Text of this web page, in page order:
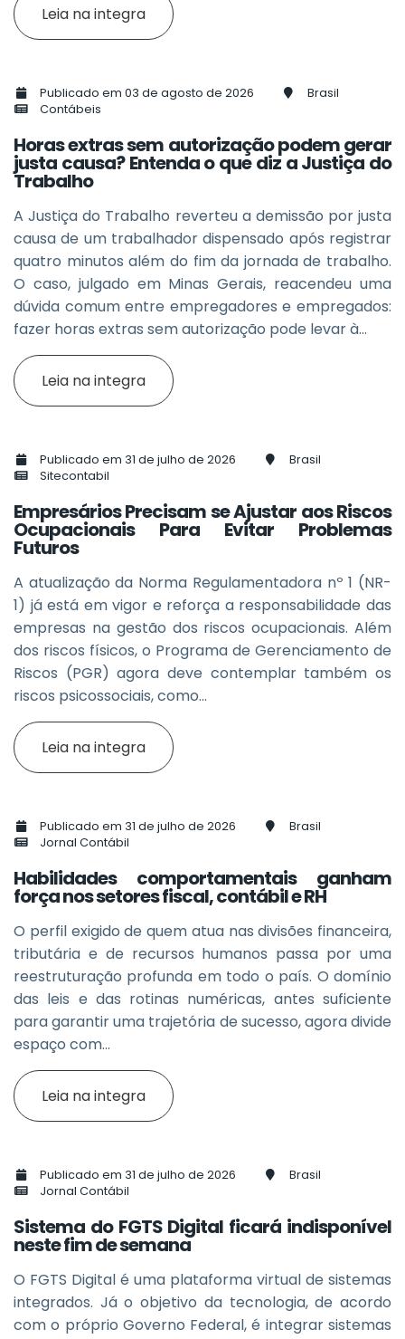
Leia na integra
Publicado em 03 de agosto de 2026
Brasil
Contábeis
Horas extras sem autorização podem gerar
justa causa? Entenda o que diz a Justiça do
Trabalho
A Justiça do Trabalho reverteu a demissão por justa
causa de um trabalhador dispensado após registrar
quatro minutos além do fim da jornada de trabalho.
O caso, julgado em Minas Gerais, reacendeu uma
dúvida comum entre empregadores e empregados:
fazer horas extras sem autorização pode levar à...
Leia na integra
Publicado em 31 de julho de 2026
Brasil
Sitecontabil
Empresários Precisam se Ajustar aos Riscos
Ocupacionais Para Evitar Problemas
Futuros
A atualização da Norma Regulamentadora nº 1 (NR-
1) já está em vigor e reforça a responsabilidade das
empresas na gestão dos riscos ocupacionais. Além
dos riscos físicos, o Programa de Gerenciamento de
Riscos (PGR) agora deve contemplar também os
riscos psicossociais, como...
Leia na integra
Publicado em 31 de julho de 2026
Brasil
Jornal Contábil
Habilidades comportamentais ganham
força nos setores fiscal, contábil e RH
O perfil exigido de quem atua nas divisões financeira,
tributária e de recursos humanos passa por uma
reestruturação profunda em todo o país. O domínio
das leis e das rotinas numéricas, antes suficiente
para garantir uma trajetória de sucesso, agora divide
espaço com...
Leia na integra
Publicado em 31 de julho de 2026
Brasil
Jornal Contábil
Sistema do FGTS Digital ficará indisponível
neste fim de semana
O FGTS Digital é uma plataforma virtual de sistemas
integrados. Já o objetivo da tecnologia, de acordo
com o próprio Governo Federal, é integrar sistemas